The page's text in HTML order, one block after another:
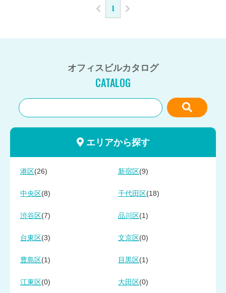
1
オフィスビルカタログ
CATALOG
エリアから探す
港区 (26) 新宿区 (9)
中央区 (8) 千代田区 (18)
渋谷区 (7) 品川区 (1)
台東区 (3) 文京区 (0)
豊島区 (1) 目黒区 (1)
江東区 (0) 大田区 (0)